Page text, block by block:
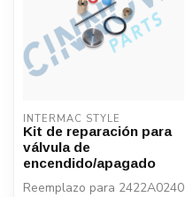
INTERMAC STYLE
Kit de reparación para
válvula de
encendido/apagado
Reemplazo para 2422A0240